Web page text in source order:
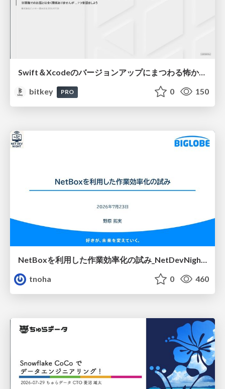
Swift＆Xcodeのバージョンアップにまつわる怖かった思い出 / Scary Memories of Swift and Xcode Updates
bitkey
PRO 0 150
NetBoxを利用した作業効率化の試み_NetDevNight4
tnoha
0 460